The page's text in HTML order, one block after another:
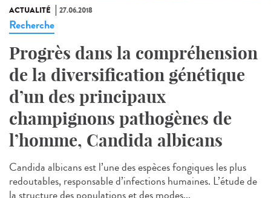
ACTUALITÉ 27.06.2018
Recherche
Progrès dans la compréhension
de la diversification génétique
d’un des principaux
champignons pathogènes de
l’homme, Candida albicans
Candida albicans est l’une des espèces fongiques les plus
redoutables, responsable d’infections humaines. L’étude de